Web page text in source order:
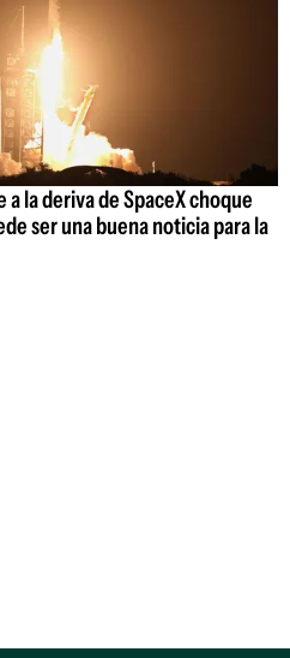
la deriva de SpaceX choque
ser una buena noticia para la